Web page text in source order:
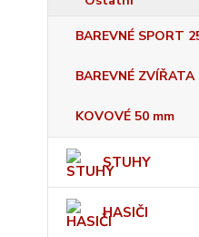
BAREVNÉ SPORT
BAREVNÉ ZVÍŘATA
KOVOVÉ 50 mm
STUHY
HASIČI